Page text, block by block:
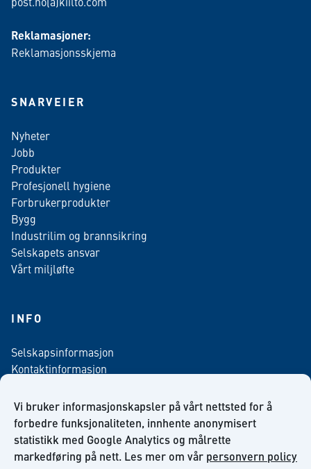
Vi bruker informasjonskapsler på vårt nettsted for å
forbedre funksjonaliteten, innhente anonymisert
statistikk med Google Analytics og målrette
markedføring på nett. Les mer om vår personvern policy
Reklamasjoner:
Reklamasjonsskjema
SNARVEIER
Nyheter
Jobb
Produkter
Profesjonell hygiene
Forbrukerprodukter
Bygg
Industrilim og brannsikring
Selskapets ansvar
Vårt miljløfte
INFO
Selskapsinformasjon
Kontaktinformasjon
Salgsbetingelser
Nyhetsbrev påmelding